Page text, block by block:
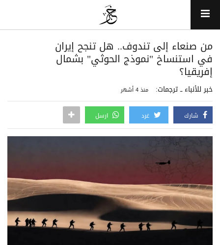
من صنعاء إلى تندوف.. هل تنجح إيران
في استنساخ "نموذج الحوثي" بشمال
إفريقيا؟
خبر للأنباء ــ ترجمات: منذ 4 أشهر
شارك غرد ارسل